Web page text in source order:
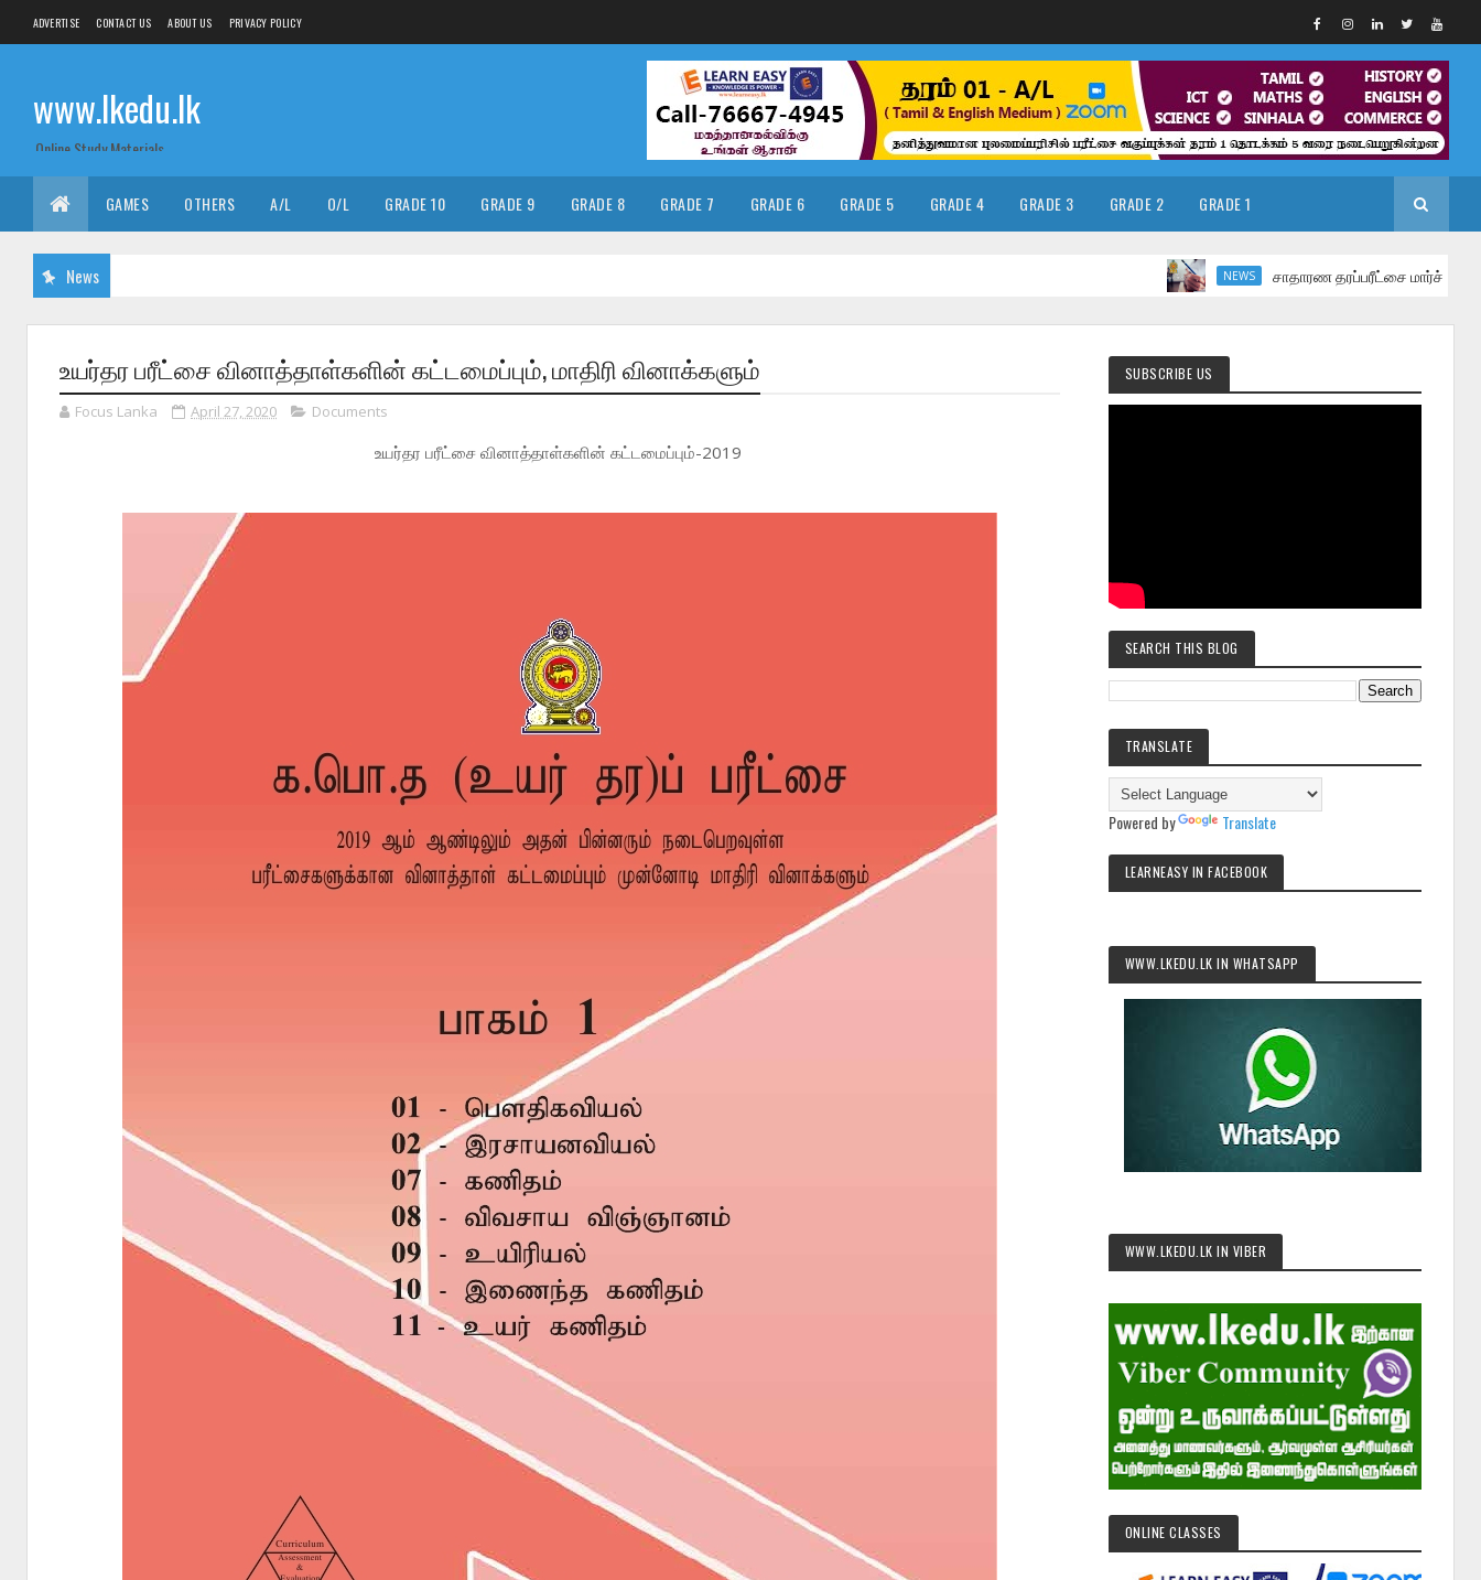
ADVERTISE CONTACT US ABOUT US PRIVACY POLICY
www.lkedu.lk
Online Study Materials
GAMES OTHERS A/L O/L GRADE 10 GRADE 9 GRADE 8 GRADE 7 GRADE 6 GRADE 5 GRADE 4 GRADE 3 GRADE 2 GRADE 1
News NEWS சாதாரண தரப்பரீட்சை மார்ச் மாதத்தில்
உயர்தர பரீட்சை வினாத்தாள்களின் கட்டமைப்பும், மாதிரி வினாக்களும்
Focus Lanka April 27, 2020 Documents
உயர்தர பரீட்சை வினாத்தாள்களின் கட்டமைப்பும்-2019
SUBSCRIBE US
SEARCH THIS BLOG
TRANSLATE
Powered by Translate
LEARNEASY IN FACEBOOK
WWW.LKEDU.LK IN WHATSAPP
WWW.LKEDU.LK IN VIBER
ONLINE CLASSES